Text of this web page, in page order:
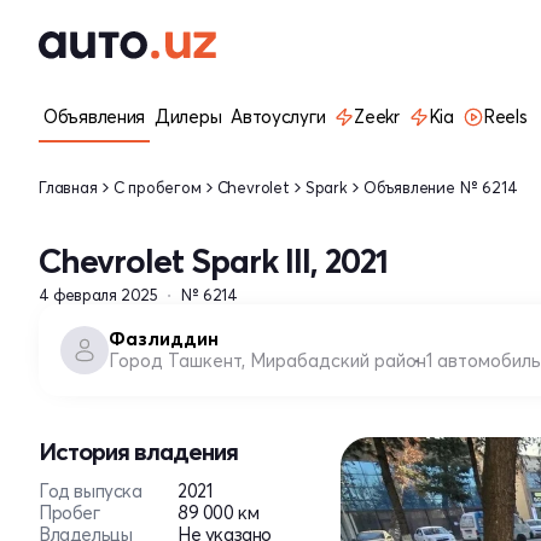
Объявления Дилеры Автоуслуги Zeekr Kia Reels
Главная С пробегом Chevrolet Spark Объявление № 6214
Chevrolet Spark III, 2021
4 февраля 2025 № 6214
Фазлиддин
Город Ташкент, Мирабадский район1 автомобиль
История владения
Год выпуска
2021
Пробег
89 000 км
Владельцы
Не указано